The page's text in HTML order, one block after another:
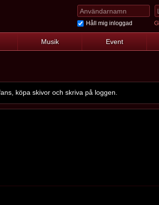
Håll mig inloggad
Musik Event
köpa skivor och skriva på loggen.